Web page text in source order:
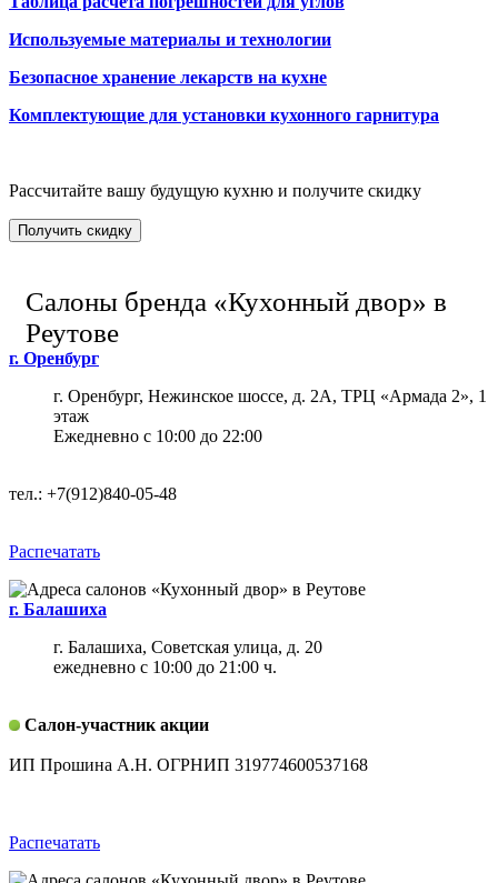
Используемые материалы и технологии
Безопасное хранение лекарств на кухне
Комплектующие для установки кухонного гарнитура
Рассчитайте вашу будущую кухню и получите скидку
Получить скидку
Салоны бренда «Кухонный двор» в
Реутове
г. Оренбург
г. Оренбург, Нежинское шоссе, д. 2А, ТРЦ «Армада 2», ​​​​​​​1
этаж
Ежедневно с 10:00 до 22:00
тел.: +7(912)840-05-48
Распечатать
г. Балашиха
г. Балашиха, Советская улица, д. 20
ежедневно с 10:00 до 21:00 ч.
Салон-участник акции
ИП Прошина А.Н. ОГРНИП 319774600537168
Распечатать